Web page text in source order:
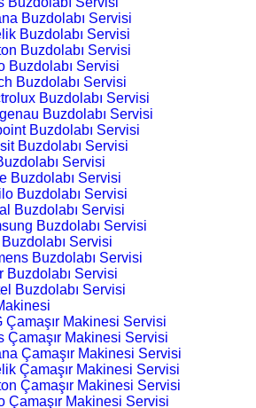
Buzdolabı Servisi
Buzdolabı Servisi
Buzdolabı Servisi
Buzdolabı Servisi
Buzdolabı Servisi
Buzdolabı Servisi
Buzdolabı Servisi
Buzdolabı Servisi
Buzdolabı Servisi
Servisi
Buzdolabı Servisi
Buzdolabı Servisi
Buzdolabı Servisi
Buzdolabı Servisi
Servisi
Buzdolabı Servisi
Buzdolabı Servisi
Buzdolabı Servisi
Çamaşır Makinesi Servisi
Çamaşır Makinesi Servisi
Çamaşır Makinesi Servisi
Çamaşır Makinesi Servisi
Çamaşır Makinesi Servisi
Çamaşır Makinesi Servisi